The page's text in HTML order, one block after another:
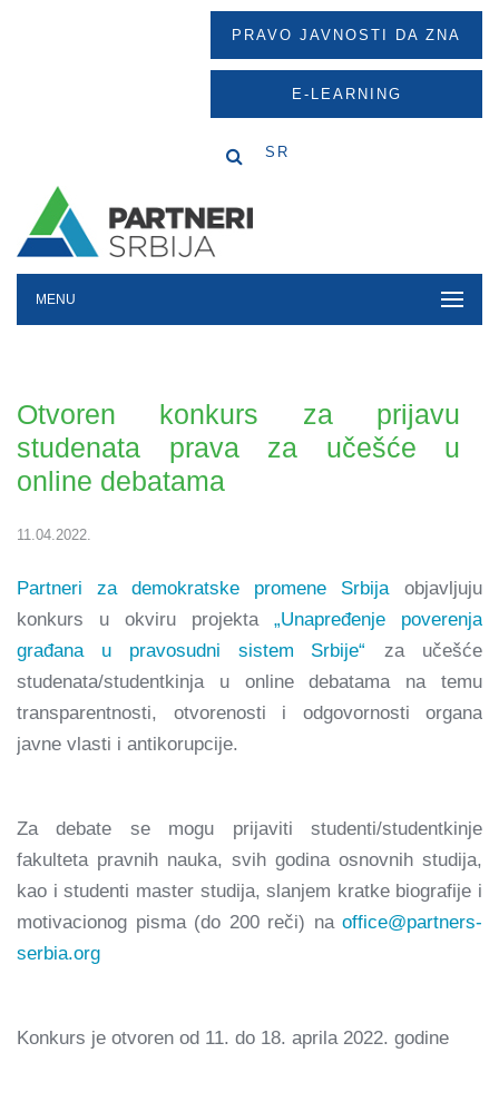
PRAVO JAVNOSTI DA ZNA
E-LEARNING
SR
MENU
Otvoren konkurs za prijavu
studenata prava za učešće u
online debatama
11.04.2022.
Partneri za demokratske promene Srbija objavljuju
konkurs u okviru projekta „Unapređenje poverenja
građana u pravosudni sistem Srbije“ za učešće
studenata/studentkinja u online debatama na temu
transparentnosti, otvorenosti i odgovornosti organa
javne vlasti i antikorupcije.
Za debate se mogu prijaviti studenti/studentkinje
fakulteta pravnih nauka, svih godina osnovnih studija,
kao i studenti master studija, slanjem kratke biografije i
motivacionog pisma (do 200 reči) na office@partners-
serbia.org
Konkurs je otvoren od 11. do 18. aprila 2022. godine